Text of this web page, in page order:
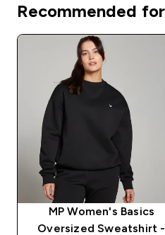
Recommended
MP Women's Basics
Oversized Sweatshirt -